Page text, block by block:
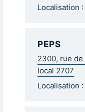
Localisation :
PEPS
2300, rue de
local 2707
Localisation